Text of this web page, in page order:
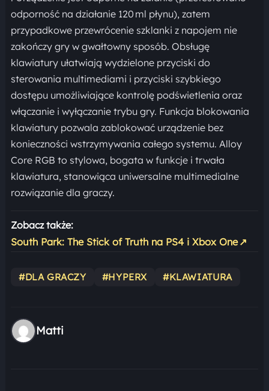
odporność na działanie 120 ml płynu), zatem
przypadkowe przewrócenie szklanki z napojem nie
zakończy gry w gwałtowny sposób. Obsługę
klawiatury ułatwiają wydzielone przyciski do
sterowania multimediami i przyciski szybkiego
dostępu umożliwiające kontrolę podświetlenia oraz
włączanie i wyłączanie trybu gry. Funkcja blokowania
klawiatury pozwala zablokować urządzenie bez
konieczności wstrzymywania całego systemu. Alloy
Core RGB to stylowa, bogata w funkcje i trwała
klawiatura, stanowiąca uniwersalne multimedialne
rozwiązanie dla graczy.
Zobacz także:
South Park: The Stick of Truth na PS4 i Xbox One ↗
#DLA GRACZY #HYPERX #KLAWIATURA
Matti